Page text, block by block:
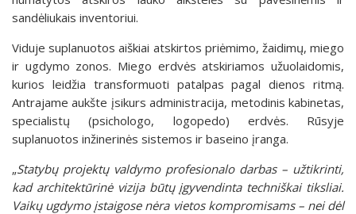
sandėliukais inventoriui.
Viduje suplanuotos aiškiai atskirtos priėmimo, žaidimų, miego
ir ugdymo zonos. Miego erdvės atskiriamos užuolaidomis,
kurios leidžia transformuoti patalpas pagal dienos ritmą.
Antrajame aukšte įsikurs administracija, metodinis kabinetas,
specialistų (psichologo, logopedo) erdvės. Rūsyje
suplanuotos inžinerinės sistemos ir baseino įranga.
„Statybų projektų valdymo profesionalo darbas – užtikrinti,
kad architektūrinė vizija būtų įgyvendinta techniškai tiksliai.
Vaikų ugdymo įstaigose nėra vietos kompromisams – nei dėl